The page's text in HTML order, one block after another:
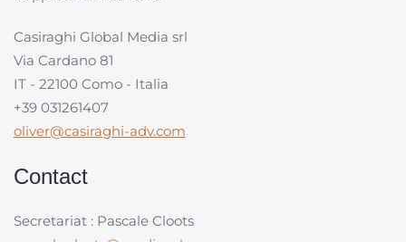
Casiraghi Global Media srl
Via Cardano 81
IT - 22100 Como - Italia
+39 031261407
oliver@casiraghi-adv.com
Contact
Secretariat : Pascale Cloots